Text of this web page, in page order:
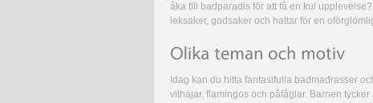
åka till badparadis för att få en kul
leksaker, godsaker och hattar för en
Idag kan du hitta fantasifulla badmadrasser
vithajar, flamingos och påfåglar. Barnen